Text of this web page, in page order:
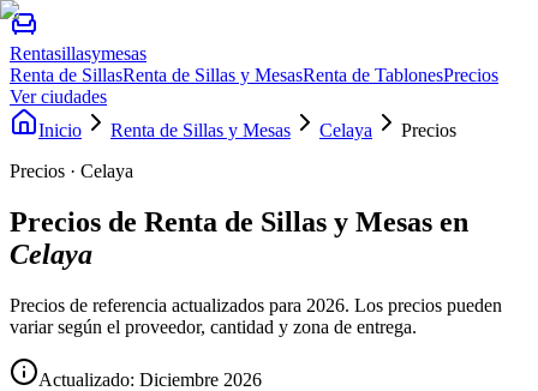
Rentasillasymesas
Renta de SillasRenta de Sillas y MesasRenta de TablonesPrecios
Ver ciudades
Inicio
Renta de Sillas y Mesas Celaya
Precios
Precios · Celaya
Precios de Renta de Sillas y Mesas en
Celaya
Precios de referencia actualizados para 2026. Los precios pueden
variar según el proveedor, cantidad y zona de entrega.
Actualizado: Diciembre 2026